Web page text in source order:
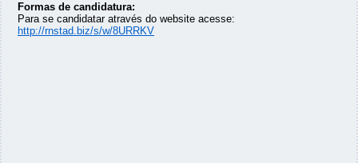
Formas de candidatura:
Para se candidatar através do website acesse:
http://rnstad.biz/s/w/8URRKV